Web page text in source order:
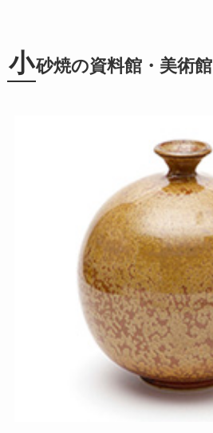
小砂焼の資料館・美術館